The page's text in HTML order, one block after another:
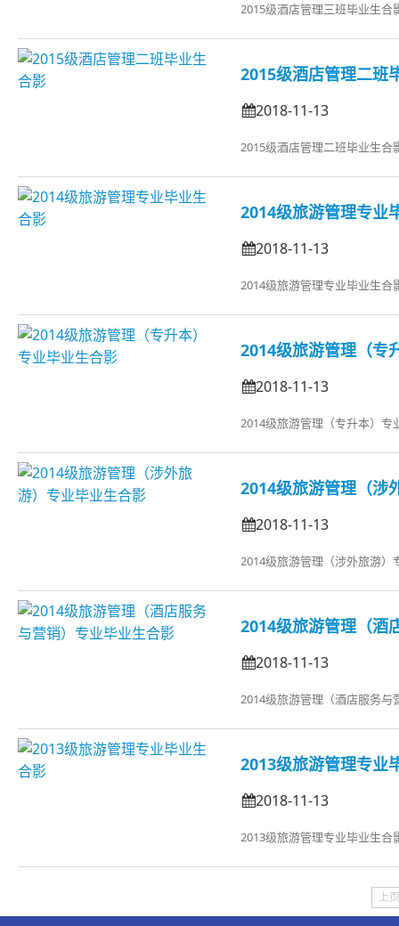
2015级酒店管理三班毕业生合
2015级酒店管理二班
2018-11-13
2015级酒店管理二班毕业生合
2014级旅游管理专业
2018-11-13
2014级旅游管理专业毕业生合
2014级旅游管理（专
2018-11-13
‍2014级旅游管理（专升本）专
2014级旅游管理（涉
2018-11-13
2014级旅游管理（涉外旅游）
2014级旅游管理（酒
2018-11-13
2014级旅游管理（酒店服务与
2013级旅游管理专业
2018-11-13
2013级旅游管理专业毕业生合
上